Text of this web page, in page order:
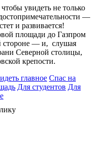
увидеть не только
—
и развивается!
площади до Газпром
стороне — и, слушая
Северной столицы,
крепости.
главное Спас на
Для студентов Для